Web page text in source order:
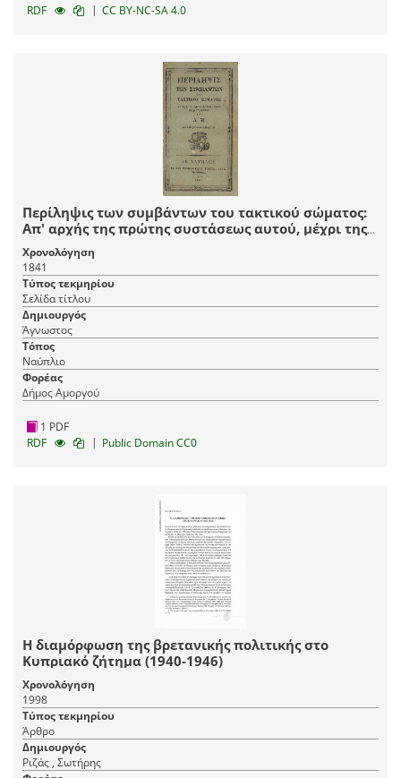
RDF | CC BY-NC-SA 4.0
Περίληψις των συμβάντων του τακτικού σώματος:
Απ' αρχής της πρώτης συστάσεως αυτού, μέχρι της
ελεύσεως της Α. Μ. του Σεβαστού ημών Άνακτος
Χρονολόγηση
1841
Τύπος τεκμηρίου
Σελίδα τίτλου
Δημιουργός
Άγνωστος
Τόπος
Ναύπλιο
Φορέας
Δήμος Αμοργού
1 PDF
RDF
| Public Domain CC0
Η διαμόρφωση της βρετανικής πολιτικής στο
Κυπριακό ζήτημα (1940-1946)
Χρονολόγηση
1998
Τύπος τεκμηρίου
Άρθρο
Δημιουργός
Ριζάς , Σωτήρης